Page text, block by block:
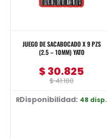
JUEGO DE SACABOCADO X 9 PZS
(2.5 – 10MM) YATO
$41.100
$ 30.825
Ref: YT-3590
Disponibilidad: 48 disp.